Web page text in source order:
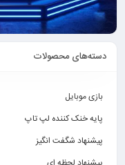
دسته‌های محصولات
بازی موبایل
پایه خنک کننده لپ تاپ
پیشنهاد شگفت انگیز